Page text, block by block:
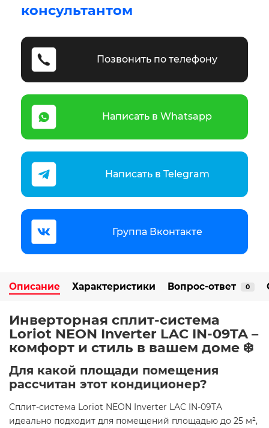
консультантом
Позвонить по телефону
Написать в Whatsapp
Написать в Telegram
Группа Вконтакте
Описание Характеристики Вопрос-ответ 0
Инверторная сплит-система
Loriot NEON Inverter LAC IN-09TA –
комфорт и стиль в вашем доме ❄️
Для какой площади помещения
рассчитан этот кондиционер?
Сплит-система Loriot NEON Inverter LAC IN-09TA
идеально подходит для помещений площадью до 25 м²,